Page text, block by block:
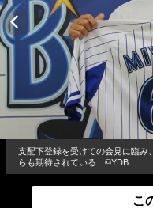
支配下登録を受けての会見に臨み
らも期待されている ©YDB
こ